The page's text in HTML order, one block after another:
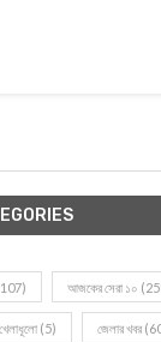
আজকের সেরা ১০
খেলাধূলো (5) জেলার খবর